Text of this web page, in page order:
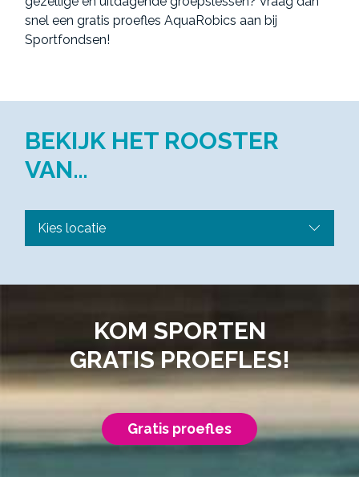
snel een gratis proefles AquaRobics aan bij
Sportfondsen!
BEKIJK HET ROOSTER
VAN…
KOM SPORTEN
GRATIS PROEFLES!
Gratis proefles